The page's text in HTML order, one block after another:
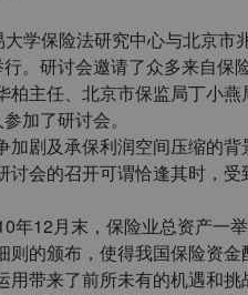
学保险法研究中心与北京市
。研讨会邀请了众多来自保
主任、北京市保监局丁小
加了研讨会。
剧及承保利润空间压缩的背
会的召开可谓恰逢其时，受
年12月末，保险业总资产一
的颁布，使得我国保险资
带来了前所未有的机遇和挑